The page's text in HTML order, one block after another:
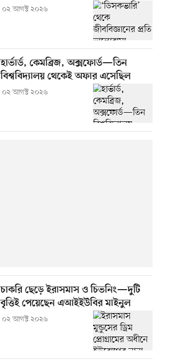
০২ আগস্ট ২০২৬
হার্ভার্ড, কেমব্রিজ, অক্সফোর্ড—তিন
বিশ্ববিদ্যালয় থেকেই অফার এসেছিল
০২ আগস্ট ২০২৬
চাকরি ছেড়ে ইরাসমাস ও চিভনিং—দুটি
বৃত্তিই পেয়েছেন এআইইউবির মাইনুল
০২ আগস্ট ২০২৬